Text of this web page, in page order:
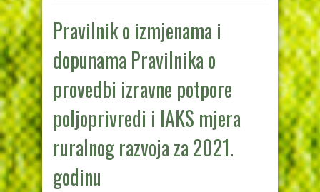
Pravilnik o izmjenama i
dopunama Pravilnika o
provedbi izravne potpore
poljoprivredi i IAKS mjera
ruralnog razvoja za 2021.
godinu